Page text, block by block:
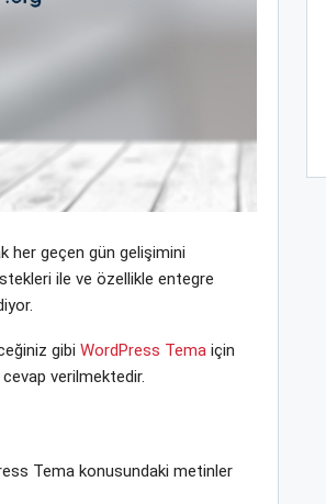
her geçen gün gelişimini
ile ve özellikle entegre
gibi WordPress Temaiçin
verilmektedir.
Tema konusundaki metinler